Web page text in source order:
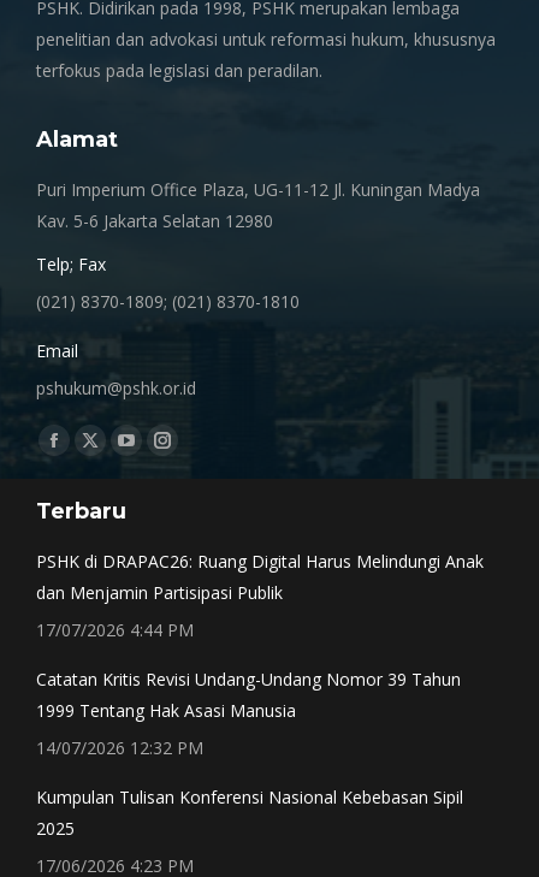
PSHK. Didirikan pada 1998, PSHK merupakan lembaga
penelitian dan advokasi untuk reformasi hukum, khususnya
terfokus pada legislasi dan peradilan.
Alamat
Puri Imperium Office Plaza, UG-11-12 Jl. Kuningan Madya
Kav. 5-6 Jakarta Selatan 12980
Telp; Fax
(021) 8370-1809; (021) 8370-1810
Email
pshukum@pshk.or.id
Find us on:
Facebook
opens
window
X
opens
window
YouTube
opens
Instagram
window
Terbaru
PSHK di DRAPAC26: Ruang Digital Harus Melindungi Anak
dan Menjamin Partisipasi Publik
17/07/2026 4:44 PM
Catatan Kritis Revisi Undang-Undang Nomor 39 Tahun
1999 Tentang Hak Asasi Manusia
14/07/2026 12:32 PM
Kumpulan Tulisan Konferensi Nasional Kebebasan Sipil
2025
17/06/2026 4:23 PM